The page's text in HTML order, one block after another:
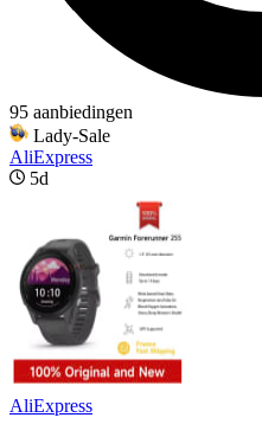
95 aanbiedingen
Lady-Sale
AliExpress
5d
AliExpress